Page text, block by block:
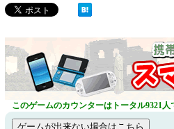
このゲームのカウンターはトータル9321人